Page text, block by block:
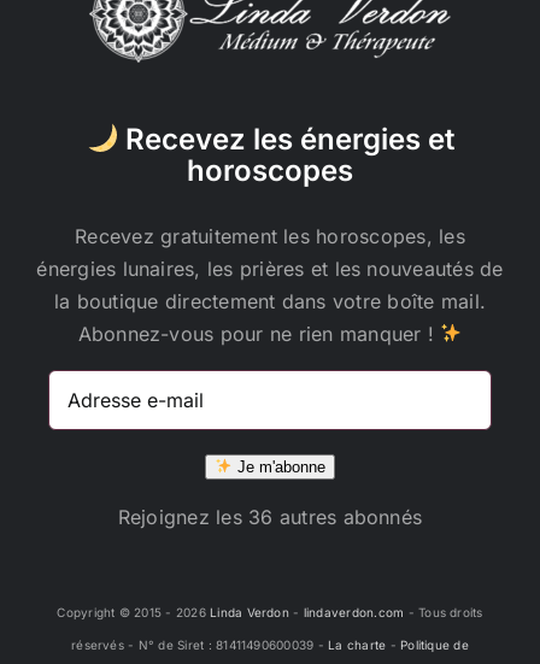
Recevez les énergies et
horoscopes
Recevez gratuitement les horoscopes, les
énergies lunaires, les prières et les nouveautés de
la boutique directement dans votre boîte mail.
Abonnez-vous pour ne rien manquer !
Adresse
Je m'abonne
Rejoignez les 36 autres abonnés
Copyright © 2015 - 2026 Linda Verdon- lindaverdon.com - Tous droits
réservés - N° de Siret : 81411490600039 - La charte - Politique de